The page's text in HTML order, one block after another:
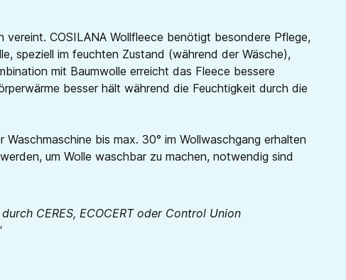
COSILANA Wollfleece benötigt besondere Pflege,
speziell im feuchten Zustand (während der Wäsche),
mit Baumwolle erreicht das Fleece bessere
besser hält während die Feuchtigkeit durch die
bis max. 30° im Wollwaschgang erhalten
um Wolle waschbar zu machen, notwendig sind
CERES, ECOCERT oder Control Union